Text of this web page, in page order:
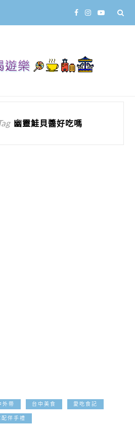
幽靈鮭貝醬好吃嗎
外帶 台中美食 愛吃食記
伴手禮